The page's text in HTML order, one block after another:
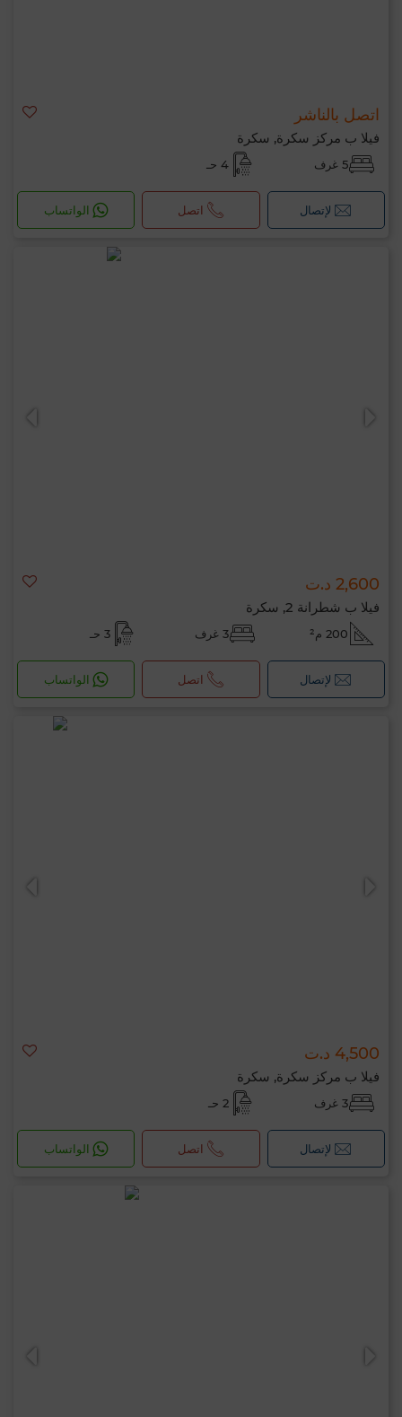
اتصل بالناشر
فيلا ب مركز سكرة, سكرة
5 غرف 4 حـ
لإتصال اتصل الواتساب
2,600 د.ت
فيلا ب شطرانة 2, سكرة
200 م² 3 غرف 3 حـ
لإتصال اتصل الواتساب
4,500 د.ت
فيلا ب مركز سكرة, سكرة
3 غرف 2 حـ
لإتصال اتصل الواتساب